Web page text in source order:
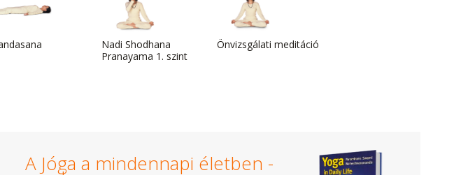
Nadi Shodhana
Pranayama 1. szint
Önvizsgálati meditáció
A Jóga a mindennapi életben -